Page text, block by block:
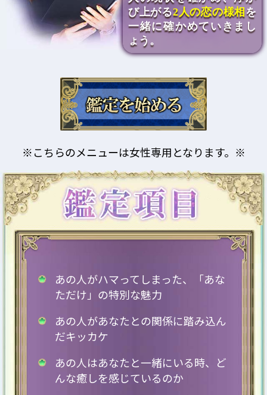
び上がる2人の恋の様相を
一緒に確かめていきまし
ょう。
※こちらのメニューは女性専用となります。※
あの人がハマってしまった、「あな
ただけ」の特別な魅力
あの人があなたとの関係に踏み込ん
だキッカケ
あの人はあなたと一緒にいる時、ど
んな癒しを感じているのか